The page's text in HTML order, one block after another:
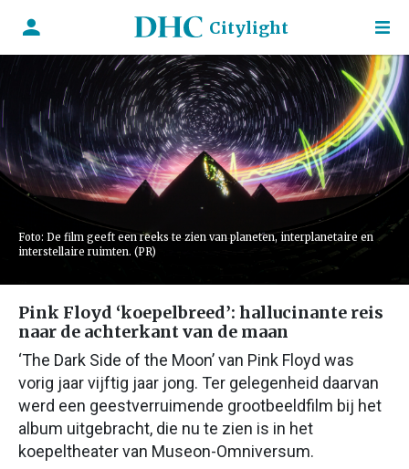
Citylight
Foto: De film geeft een reeks te zien van planeten, interplanetaire en
interstellaire ruimten. (PR)
Pink Floyd ‘koepelbreed’: hallucinante reis
naar de achterkant van de maan
‘The Dark Side of the Moon’ van Pink Floyd was
vorig jaar vijftig jaar jong. Ter gelegenheid daarvan
werd een geestverruimende grootbeeldfilm bij het
album uitgebracht, die nu te zien is in het
koepeltheater van Museon-Omniversum.